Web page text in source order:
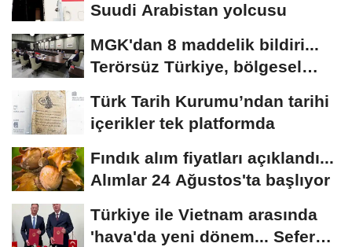
Suudi Arabistan yolcusu
MGK'dan 8 maddelik bildiri...
Terörsüz Türkiye, bölgesel
Türk Tarih Kurumu’ndan tarihi
içerikler tek platformda
Fındık alım fiyatları açıklandı...
Alımlar 24 Ağustos'ta başlıyor
Türkiye ile Vietnam arasında
'hava'da yeni dönem... Sefer